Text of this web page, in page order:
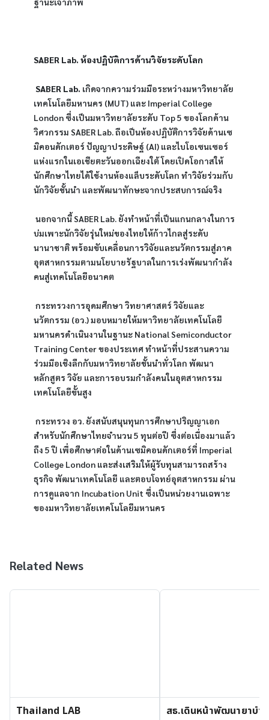
SABER Lab. ห้องปฏิบัติการด้านวิจัยระดับโลก
SABER Lab. เกิดจากความร่วมมือระหว่างมหาวิทยาลัย
เทคโนโลยีมหานคร (MUT) และ Imperial College
London ซึ่งเป็นมหาวิทยาลัยระดับ Top 5 ของโลกด้าน
วิศวกรรม SABER Lab. ถือเป็นห้องปฏิบัติการวิจัยด้านเซ
มิคอนดักเตอร์ ปัญญาประดิษฐ์ (AI) และไบโอเซนเซอร์
แห่งแรกในเอเชียตะวันออกเฉียงใต้ โดยเปิดโอกาสให้
นักศึกษาไทยได้ใช้งานห้องแล็บระดับโลก ทำวิจัยร่วมกับ
นักวิจัยชั้นนำ และพัฒนาทักษะจากประสบการณ์จริง
บ่มเพาะนักวิจัยรุ่นใหม่ของไทยให้ก้าวไกลสู่ระดับ
นานาชาติ พร้อมขับเคลื่อนการวิจัยและนวัตกรรมสู่ภาค
อุตสาหกรรมตามนโยบายรัฐบาลในการเร่งพัฒนากำลัง
คนสู่เทคโนโลยีอนาคต
นวัตกรรม (อว.) มอบหมายให้มหาวิทยาลัยเทคโนโลยี
มหานครดำเนินงานในฐานะ National Semiconductor
Training Center ของประเทศ ทำหน้าที่ประสานความ
ร่วมมือเชิงลึกกับมหาวิทยาลัยชั้นนำทั่วโลก พัฒนา
หลักสูตร วิจัย และการอบรมกำลังคนในอุตสาหกรรม
เทคโนโลยีขั้นสูง
สำหรับนักศึกษาไทยจำนวน 5 ทุนต่อปี ซึ่งต่อเนื่องมาแล้ว
ถึง 5 ปี เพื่อศึกษาต่อในด้านเซมิคอนดักเตอร์ที่ Imperial
College London และส่งเสริมให้ผู้รับทุนสามารถสร้าง
ธุรกิจ พัฒนาเทคโนโลยี และตอบโจทย์อุตสาหกรรม ผ่าน
การดูแลจาก Incubation Unit ซึ่งเป็นหน่วยงานเฉพาะ
ของมหาวิทยาลัยเทคโนโลยีมหานคร
Related News
Thailand LAB
สธ.เดินหน้าพัฒนายาบำ